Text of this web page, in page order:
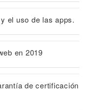
el uso de las apps.
en 2019
de certificación